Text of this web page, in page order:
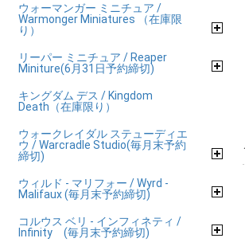
ウォーマンガー ミニチュア /
Warmonger Miniatures （在庫限
り）
リーパー ミニチュア / Reaper
Miniture(6月31日予約締切)
キングダム デス / Kingdom
Death（在庫限り）
ウォークレイダル ステューディエ
ウ / Warcradle Studio(毎月末予約
締切)
ウィルド - マリフォー / Wyrd -
Malifaux (毎月末予約締切)
コルウス ベリ - インフィネティ /
Infinity (毎月末予約締切)